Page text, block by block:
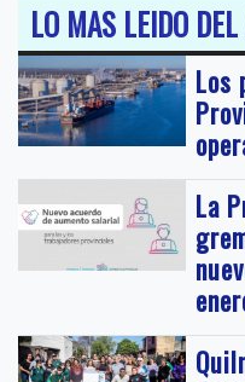
LO MAS LEIDO
Los
La